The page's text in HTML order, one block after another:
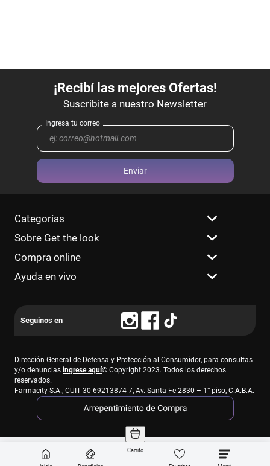
Carrito
Enviar
Categorías
Sobre Get the look
Compra online
Ayuda en vivo
Dirección General de Defensa y Protección al Consumidor, para consultas
y/o denuncias ingrese aquí© Copyright 2023. Todos los derechos
reservados.
Farmacity S.A., CUIT 30-69213874-7, Av. Santa Fe 2830 – 1° piso, C.A.B.A.